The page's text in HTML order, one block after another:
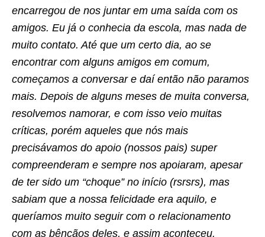
encarregou de nos juntar em uma saída com os
amigos. Eu já o conhecia da escola, mas nada de
muito contato. Até que um certo dia, ao se
encontrar com alguns amigos em comum,
começamos a conversar e daí então não paramos
mais. Depois de alguns meses de muita conversa,
resolvemos namorar, e com isso veio muitas
críticas, porém aqueles que nós mais
precisávamos do apoio (nossos pais) super
compreenderam e sempre nos apoiaram, apesar
de ter sido um “choque” no início (rsrsrs), mas
sabiam que a nossa felicidade era aquilo, e
queríamos muito seguir com o relacionamento
com as bênçãos deles, e assim aconteceu.